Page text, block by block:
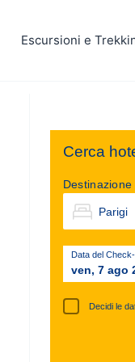
Escursioni e
Cerca
Destinazione
Data del
ven, 7 ago
Decidi le